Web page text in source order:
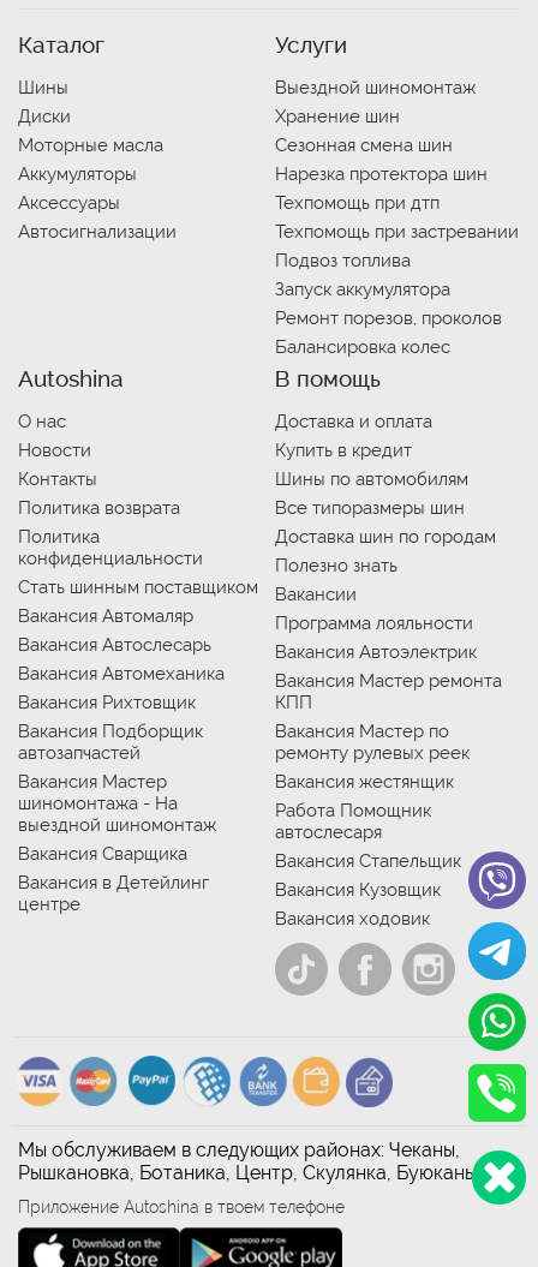
Каталог
Шины
Диски
Моторные масла
Аккумуляторы
Аксессуары
Автосигнализации
Услуги
Выездной шиномонтаж
Хранение шин
Сезонная смена шин
Нарезка протектора шин
Техпомощь при дтп
Техпомощь при застревании
Подвоз топлива
Запуск аккумулятора
Ремонт порезов, проколов
Балансировка колес
Autoshina
О нас
Новости
Контакты
Политика возврата
Политика
конфиденциальности
Стать шинным поставщиком
Вакансия Автомаляр
Вакансия Автослесарь
Вакансия Автомеханика
Вакансия Рихтовщик
Вакансия Подборщик
автозапчастей
Вакансия Мастер
шиномонтажа - На
выездной шиномонтаж
Вакансия Сварщика
Вакансия в Детейлинг
центре
В помощь
Доставка и оплата
Купить в кредит
Шины по автомобилям
Все типоразмеры шин
Доставка шин по городам
Полезно знать
Вакансии
Программа лояльности
Вакансия Автоэлектрик
Вакансия Мастер ремонта
КПП
Вакансия Мастер по
ремонту рулевых реек
Вакансия жестянщик
Работа Помощник
автослесаря
Вакансия Стапельщик
Вакансия Кузовщик
Вакансия ходовик
Мы обслуживаем в следующих районах: Чеканы,
Рышкановка, Ботаника, Центр, Скулянка, Буюканы
Приложение Autoshina в твоем телефоне